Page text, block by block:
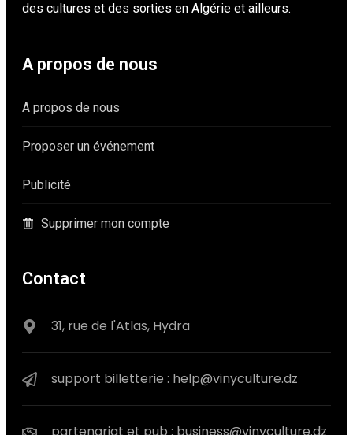
des cultures et des sorties en Algérie et ailleurs.
A propos de nous
A propos de nous
Proposer un événement
Publicité
Supprimer mon compte
Contact
31, rue de l'Atlas, Hydra
support billetterie : help@vinyculture.dz